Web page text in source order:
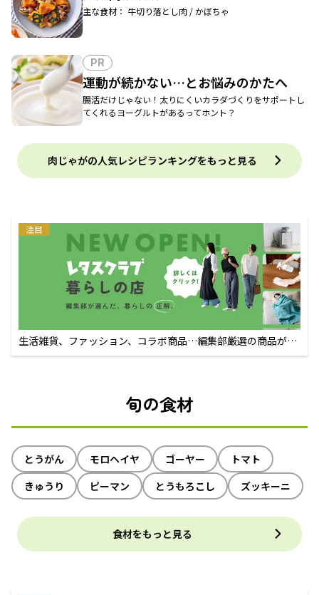
主な食材： 牛切り落とし肉 / かぼちゃ
PR
運動が続かない…とお悩みのかたへ
腸活だけじゃない！太りにくいカラダづくりをサポートし
てくれるヨーグルトがあるってホント？
肉じゃがの人気レシピランキングをもっと見る
注目
生活雑貨、ファッション、コラボ商品…編集部厳選の商品が買
えるECサイト
旬の食材
とうがん モロヘイヤ ゴーヤー
トマト
きゅうり
ピーマン とうもろこし ズッキーニ
食材をもっと見る